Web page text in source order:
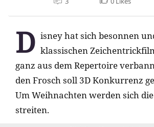
D isney hat sich besonnen
klassischen
ganz aus dem Repertoire
den Frosch soll 3D Konkurrenz
Um Weihnachten werden sich
streiten.